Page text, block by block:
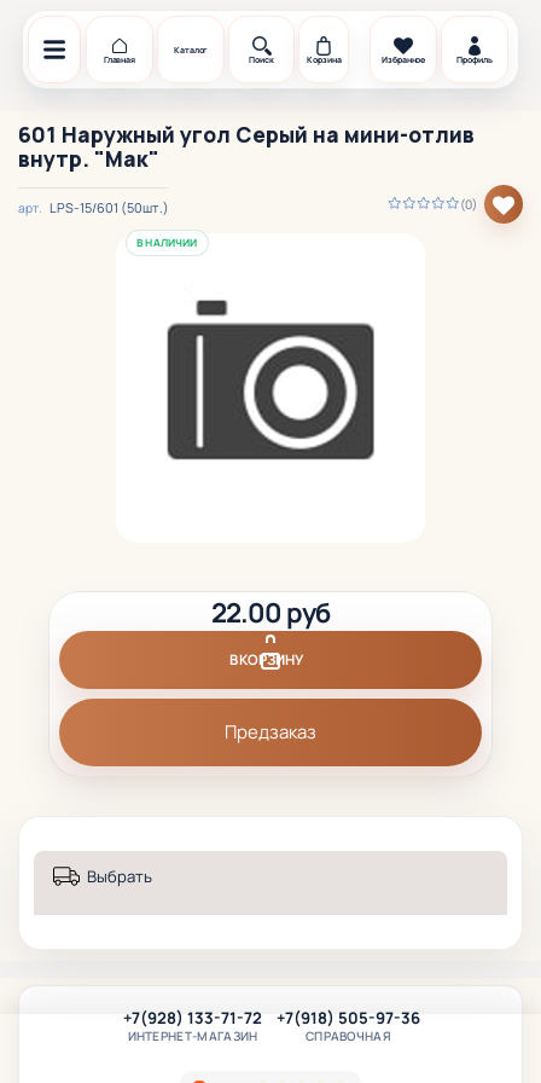
Главная
Каталог
Поиск
Корзина Избранное Профиль
601 Наружный угол Серый на мини-отлив
внутр. "Мак"
(0)
арт. LPS-15/601 (50шт.)
В НАЛИЧИИ
22.00 руб
В КОРЗИНУ
Предзаказ
Выбрать
+7(928) 133-71-72
ИНТЕРНЕТ-МАГАЗИН
+7(918) 505-97-36
СПРАВОЧНАЯ